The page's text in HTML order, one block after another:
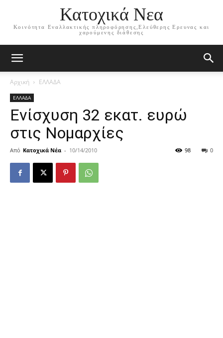
Κατοχικά Νεα
Κοινότητα Εναλλακτικής πληροφόρησης,Ελεύθερης Ερευνας και
χαρούμενης διάθεσης
Αρχική ΕΛΛΑΔΑ
ΕΛΛΑΔΑ
Ενίσχυση 32 εκατ. ευρώ
στις Νομαρχίες
Από Κατοχικά Νέα - 10/14/2010 0
98